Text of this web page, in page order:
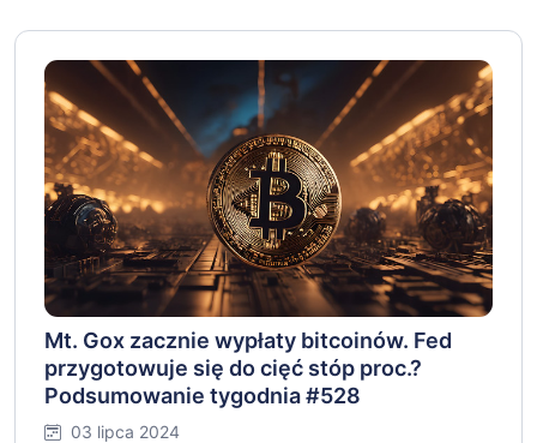
Mt. Gox zacznie wypłaty bitcoinów. Fed
przygotowuje się do cięć stóp proc.?
Podsumowanie tygodnia #528
03 lipca 2024